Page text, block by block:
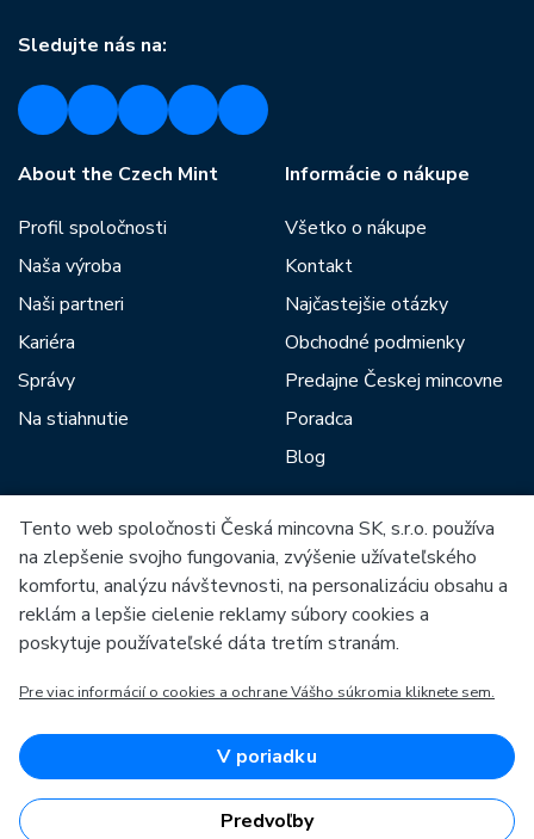
Sledujte nás na:
About the Czech Mint
Profil spoločnosti
Naša výroba
Naši partneri
Kariéra
Správy
Na stiahnutie
Informácie o nákupe
Všetko o nákupe
Kontakt
Najčastejšie otázky
Obchodné podmienky
Predajne Českej mincovne
Poradca
Blog
Medzi našich partnerov patria:
Európska únia
OP Podnikanie a inovácie pre konkurencieschopnosť
Európsky fond pre regionálny rozvoj
Tento web spoločnosti Česká mincovna SK, s.r.o. používa
na zlepšenie svojho fungovania, zvýšenie užívateľského
komfortu, analýzu návštevnosti, na personalizáciu obsahu a
reklám a lepšie cielenie reklamy súbory cookies a
poskytuje používateľské dáta tretím stranám.
Pre viac informácií o cookies a ochrane Vášho súkromia kliknete sem.
V poriadku
Predvoľby